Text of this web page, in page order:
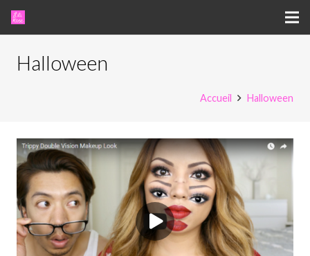
Halloween
Accueil Halloween